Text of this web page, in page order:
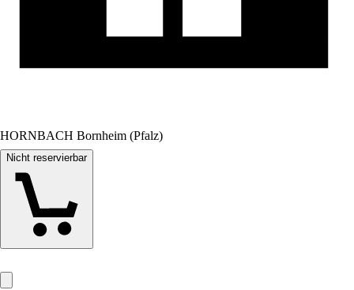
HORNBACH Bornheim (Pfalz)
Nicht reservierbar